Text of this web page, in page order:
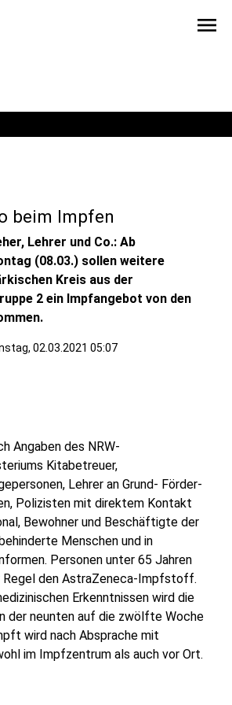
menu
beim Impfen
Lehrer und Co.: Ab
(08.03.) sollen weitere
Kreis aus der
2 ein Impfangebot von den
02.03.2021 05:07
Angaben des NRW-
Kitabetreuer,
Lehrer an Grund- Förder-
Polizisten mit direktem Kontakt
Bewohner und Beschäftigte der
Menschen und in
Personen unter 65 Jahren
Regel den AstraZeneca-Impfstoff.
Erkenntnissen wird die
der neunten auf die zwölfte Woche
wird nach Absprache mit
im Impfzentrum als auch vor Ort.